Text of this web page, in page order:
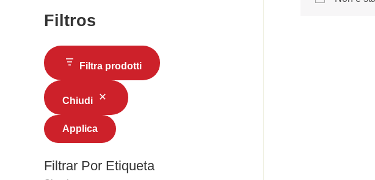
Filtros
Filtra prodotti
Chiudi
Applica
Filtrar Por Etiqueta